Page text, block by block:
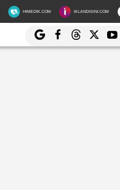
HIMEDIK.COM IKLANDISINI.COM